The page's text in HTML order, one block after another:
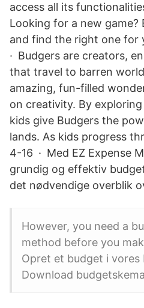
access all its
Looking for a new game?
and find the right one for
· Budgers are creators,
that travel to barren
amazing, fun-filled
on creativity. By
kids give Budgers the
lands. As kids progress
4-16 · Med EZ Expense
grundig og effektiv
det nødvendige overblik
However, you need a
method before you
Opret et budget i vores
Download